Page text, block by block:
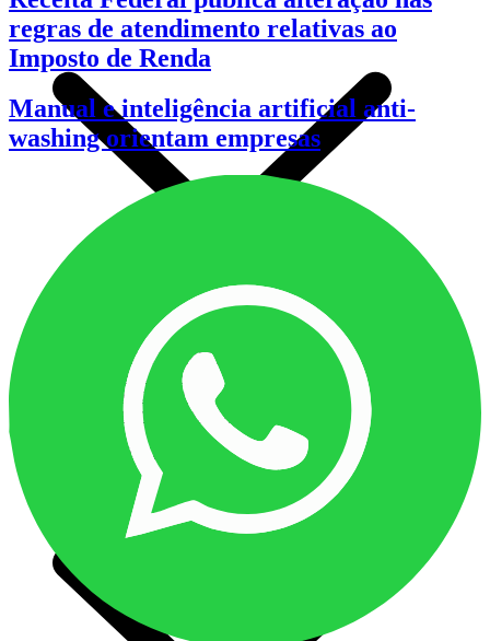
INFORMAÇÕES DE REGISTRO
RECADASTRAMENTO
SOLICITAR CARTEIRA
SOLICITAR NOVO REGISTRO
FISCALIZAÇÃO
regras de atendimento relativas ao
Imposto de Renda
Manual e inteligência artificial anti-
washing orientam empresas